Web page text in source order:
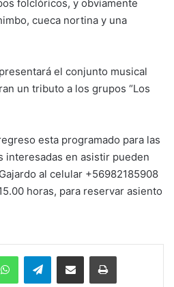
folclóricos, y obviamente
cueca nortina y una
el conjunto musical
un tributo a los grupos “Los
esta programado para las
interesadas en asistir pueden
al celular +56982185908
horas, para reservar asiento
WhatsAppTelegramEnviar vía email Imprimir